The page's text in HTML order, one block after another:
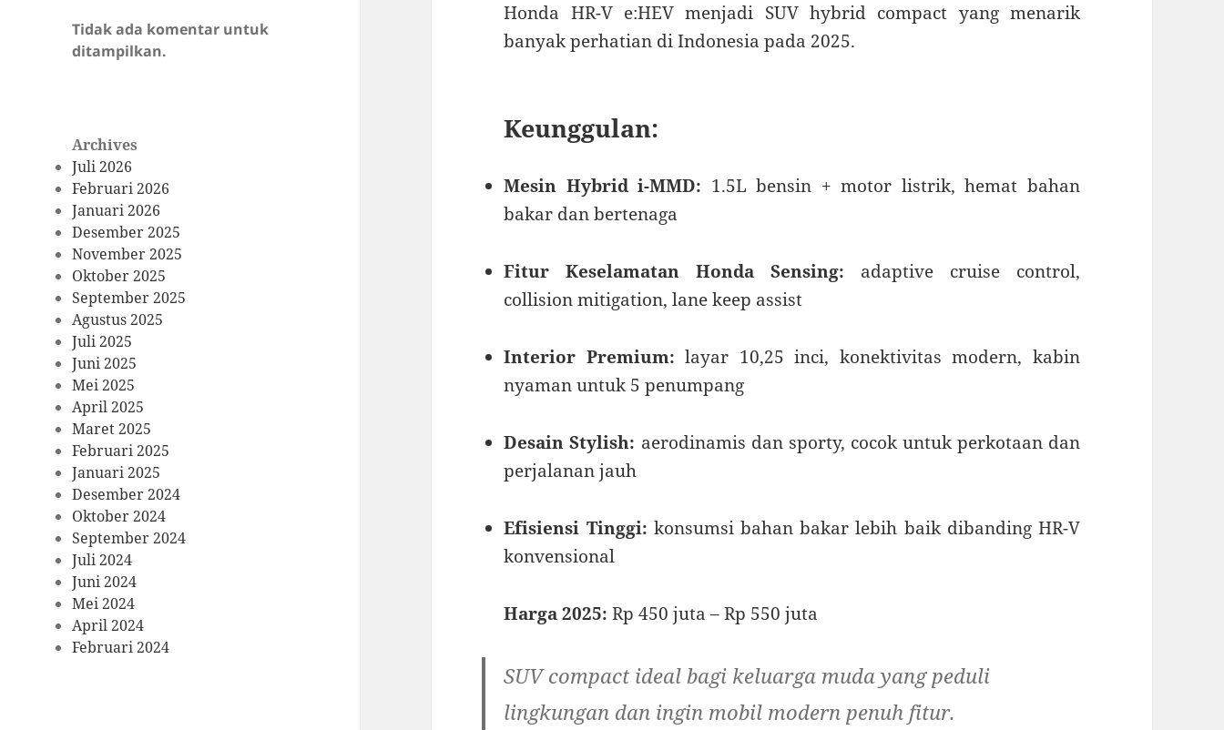
Tidak ada komentar untuk
ditampilkan.
Archives
Juli 2026
Februari 2026
Januari 2026
Desember 2025
November 2025
Oktober 2025
September 2025
Agustus 2025
Juli 2025
Juni 2025
Mei 2025
April 2025
Maret 2025
Februari 2025
Januari 2025
Desember 2024
Oktober 2024
September 2024
Juli 2024
Juni 2024
Mei 2024
April 2024
Februari 2024
Honda HR-V e:HEV menjadi SUV hybrid compact yang menarik
banyak perhatian di Indonesia pada 2025.
Keunggulan:
Mesin Hybrid i-MMD: 1.5L bensin + motor listrik, hemat bahan
bakar dan bertenaga
Fitur Keselamatan Honda Sensing: adaptive cruise control,
collision mitigation, lane keep assist
Interior Premium: layar 10,25 inci, konektivitas modern, kabin
nyaman untuk 5 penumpang
Desain Stylish: aerodinamis dan sporty, cocok untuk perkotaan dan
perjalanan jauh
Efisiensi Tinggi: konsumsi bahan bakar lebih baik dibanding HR-V
konvensional
Harga 2025: Rp 450 juta – Rp 550 juta
SUV compact ideal bagi keluarga muda yang peduli
lingkungan dan ingin mobil modern penuh fitur.